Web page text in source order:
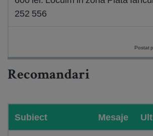
252 556
Postat
Recomandari
Subiect Mesaje